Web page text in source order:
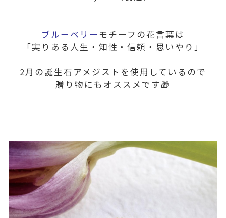
ブルーベリー モチーフの花言葉は
「実りある人生・知性・信頼・思いやり」
2月の誕生石アメジストを使用しているので
贈り物にもオススメです🎁